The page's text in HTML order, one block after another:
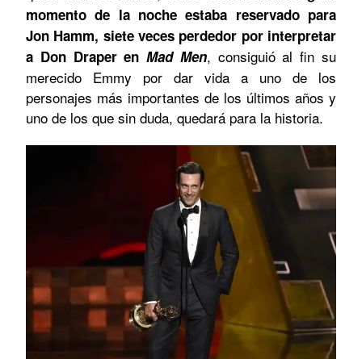
momento de la noche estaba reservado para
Jon Hamm, siete veces perdedor por interpretar
a Don Draper enMad Men, consiguió al fin su
merecido Emmy por dar vida a uno de los
personajes más importantes de los últimos años y
uno de los que sin duda, quedará para la historia.